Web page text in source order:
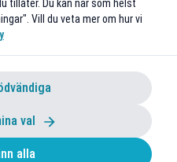
tillåter. Du kan när som helst
Vill du veta mer om hur vi
val
alla